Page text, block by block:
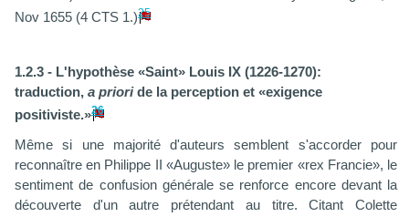
Nov 1655 (4 CTS 1.)25
1.2.3 - L'hypothèse «Saint» Louis IX (1226-1270):
traduction, a priori de la perception et «exigence
positiviste.»26
Même si une majorité d'auteurs semblent s'accorder pour
reconnaître en Philippe II «Auguste» le premier «rex Francie», le
sentiment de confusion générale se renforce encore devant la
découverte d'un autre prétendant au titre. Citant Colette